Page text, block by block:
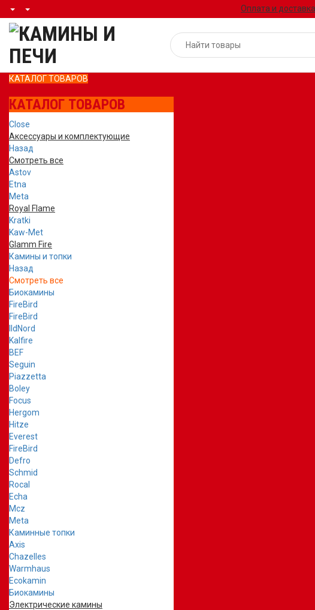
Оплата и доставка
КАТАЛОГ ТОВАРОВ
КАТАЛОГ ТОВАРОВ
Close
Аксессуары и комплектующие
Назад
Смотреть все
Astov
Etna
Meta
Royal Flame
Kratki
Kaw-Met
Glamm Fire
Камины и топки
Назад
Смотреть все
Биокамины
FireBird
FireBird
IldNord
Kalfire
BEF
Seguin
Piazzetta
Boley
Focus
Hergom
Hitze
Everest
FireBird
Defro
Schmid
Rocal
Echa
Mcz
Meta
Каминные топки
Axis
Chazelles
Warmhaus
Ecokamin
Биокамины
Электрические камины